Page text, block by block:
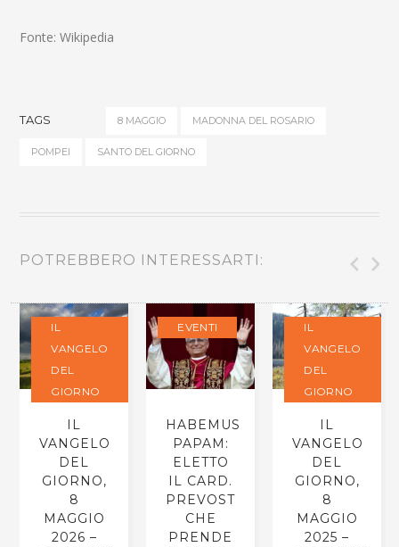
Fonte: Wikipedia
TAGS 8 MAGGIO MADONNA DEL ROSARIO
POMPEI SANTO DEL GIORNO
POTREBBERO INTERESSARTI:
IL
VANGELO
DEL
GIORNO
IL
VANGELO
DEL
GIORNO,
8
MAGGIO
2026 –
EVENTI
HABEMUS
PAPAM:
ELETTO
IL CARD.
PREVOST
CHE
PRENDE
IL
VANGELO
DEL
GIORNO
IL
VANGELO
DEL
GIORNO,
8
MAGGIO
2025 –